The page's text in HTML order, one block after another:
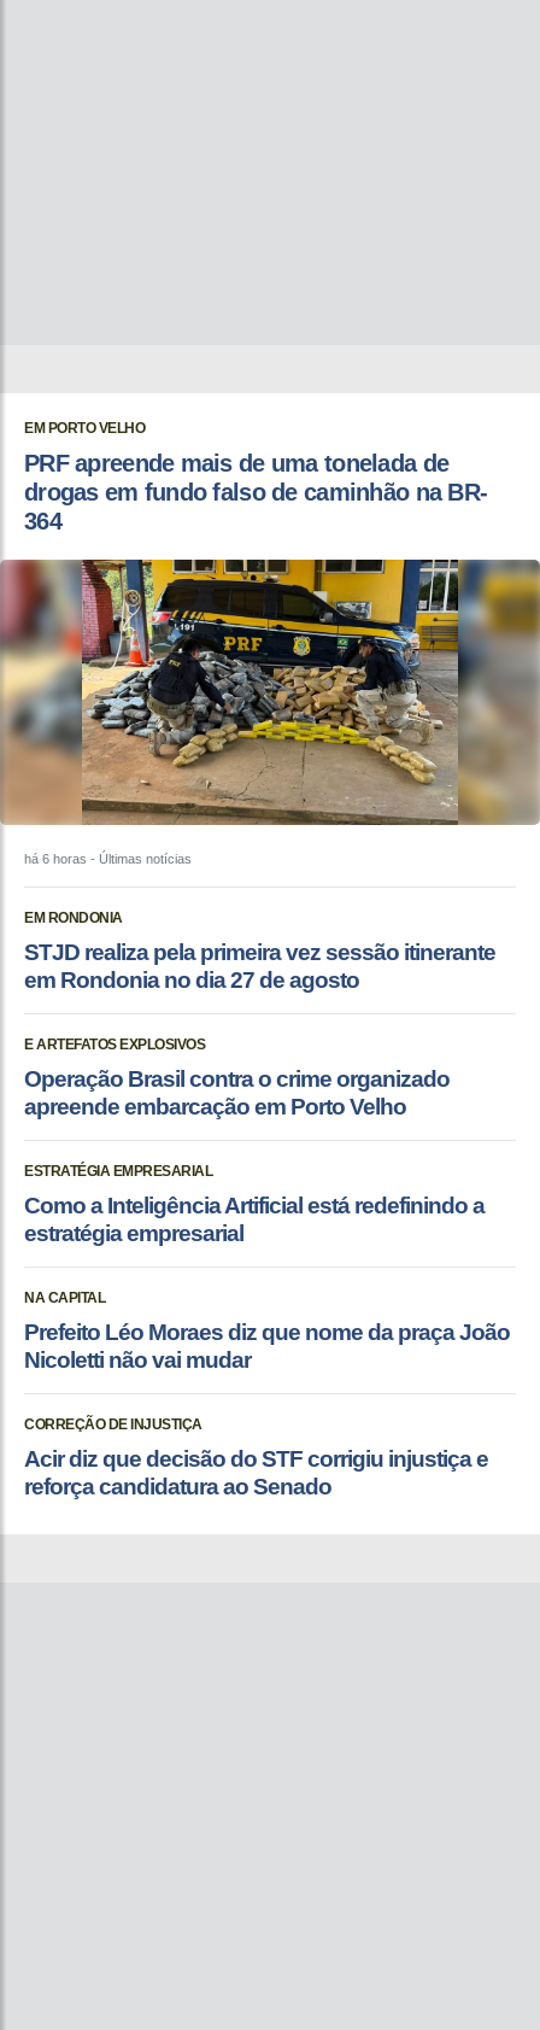
EM PORTO VELHO
PRF apreende mais de uma tonelada de
drogas em fundo falso de caminhão na BR-
364
há 6 horas - Últimas notícias
EM RONDONIA
STJD realiza pela primeira vez sessão itinerante
em Rondonia no dia 27 de agosto
E ARTEFATOS EXPLOSIVOS
Operação Brasil contra o crime organizado
apreende embarcação em Porto Velho
ESTRATÉGIA EMPRESARIAL
Como a Inteligência Artificial está redefinindo a
estratégia empresarial
NA CAPITAL
Prefeito Léo Moraes diz que nome da praça João
Nicoletti não vai mudar
CORREÇÃO DE INJUSTIÇA
Acir diz que decisão do STF corrigiu injustiça e
reforça candidatura ao Senado